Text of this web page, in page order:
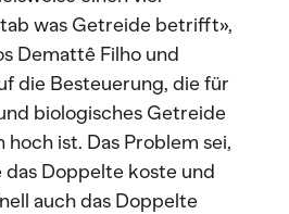
was Getreide betrifft»,
Demattê Filho und
die Besteuerung, die für
biologisches Getreide
hoch ist. Das Problem sei,
Doppelte koste und
auch das Doppelte